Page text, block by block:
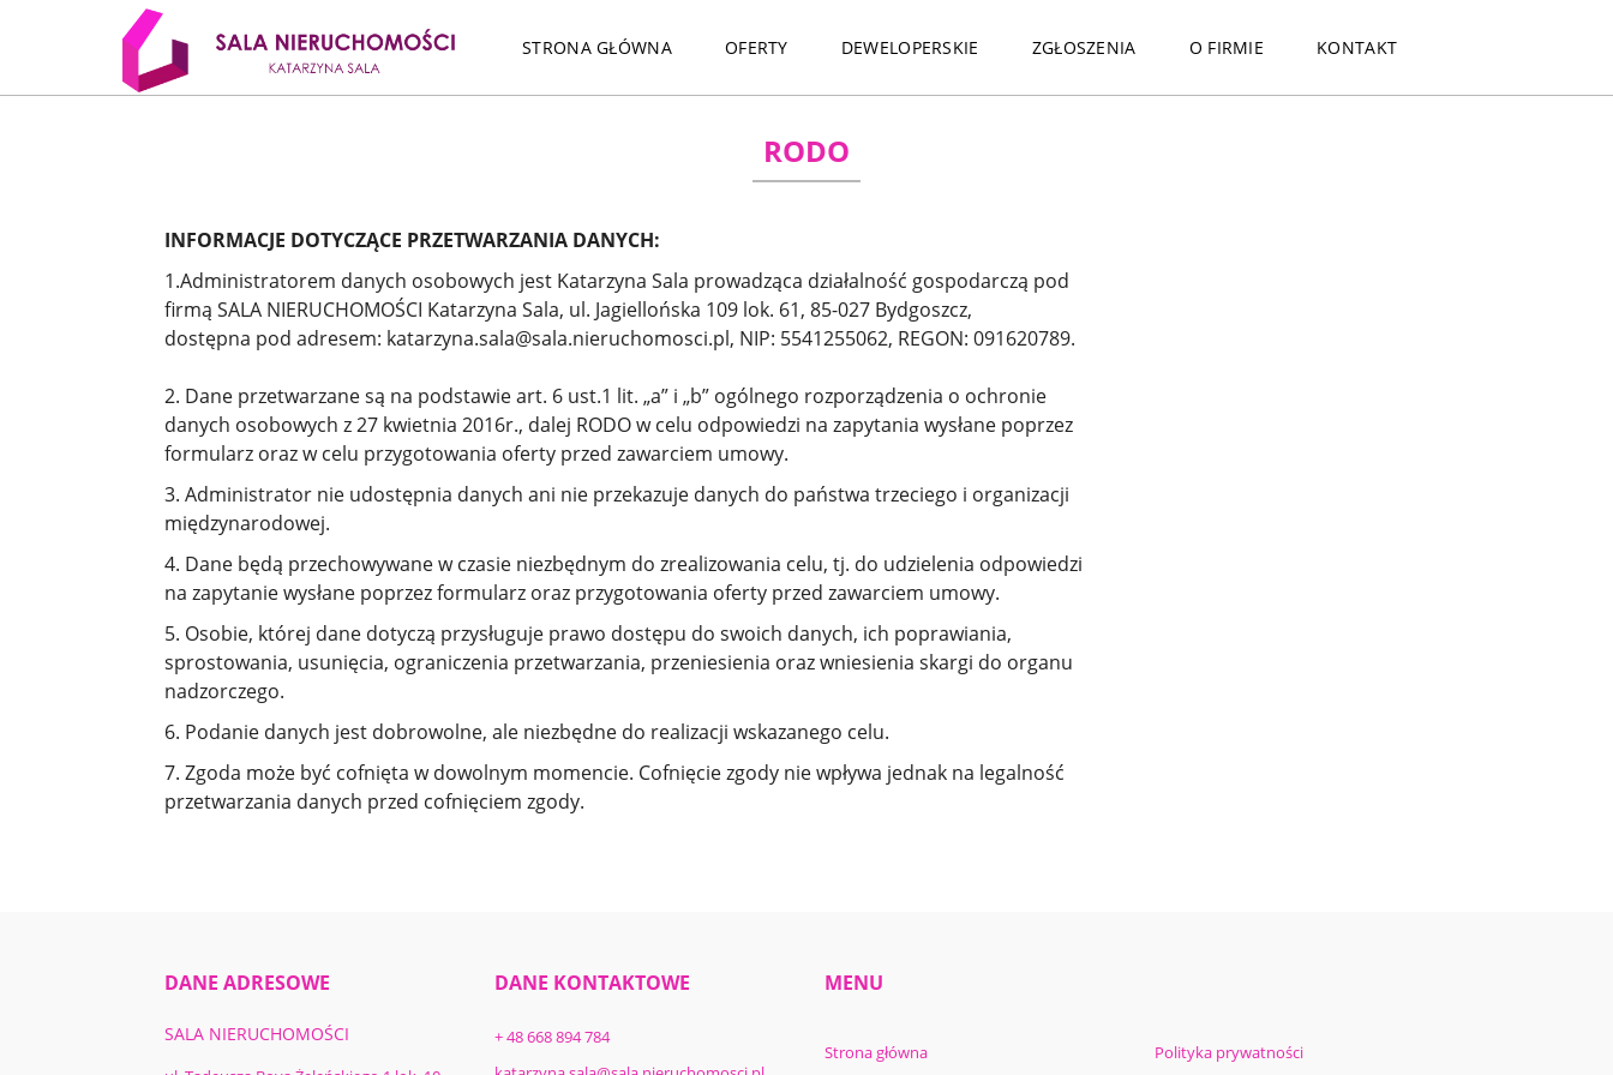
STRONA GŁÓWNA OFERTY DEWELOPERSKIE ZGŁOSZENIA O FIRMIE KONTAKT
RODO
INFORMACJE DOTYCZĄCE PRZETWARZANIA DANYCH:
1.Administratorem danych osobowych jest Katarzyna Sala prowadząca działalność gospodarczą pod
firmą SALA NIERUCHOMOŚCI Katarzyna Sala, ul. Jagiellońska 109 lok. 61, 85-027 Bydgoszcz,
dostępna pod adresem: katarzyna.sala@sala.nieruchomosci.pl, NIP: 5541255062, REGON: 091620789.
2. Dane przetwarzane są na podstawie art. 6 ust.1 lit. „a” i „b” ogólnego rozporządzenia o ochronie
danych osobowych z 27 kwietnia 2016r., dalej RODO w celu odpowiedzi na zapytania wysłane poprzez
formularz oraz w celu przygotowania oferty przed zawarciem umowy.
3. Administrator nie udostępnia danych ani nie przekazuje danych do państwa trzeciego i organizacji
międzynarodowej.
4. Dane będą przechowywane w czasie niezbędnym do zrealizowania celu, tj. do udzielenia odpowiedzi
na zapytanie wysłane poprzez formularz oraz przygotowania oferty przed zawarciem umowy.
5. Osobie, której dane dotyczą przysługuje prawo dostępu do swoich danych, ich poprawiania,
sprostowania, usunięcia, ograniczenia przetwarzania, przeniesienia oraz wniesienia skargi do organu
nadzorczego.
6. Podanie danych jest dobrowolne, ale niezbędne do realizacji wskazanego celu.
7. Zgoda może być cofnięta w dowolnym momencie. Cofnięcie zgody nie wpływa jednak na legalność
przetwarzania danych przed cofnięciem zgody.
DANE ADRESOWE
SALA NIERUCHOMOŚCI
DANE KONTAKTOWE
+ 48 668 894 784
MENU
Strona główna Polityka prywatności